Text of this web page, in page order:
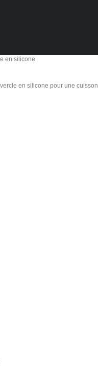
en silicone pour une